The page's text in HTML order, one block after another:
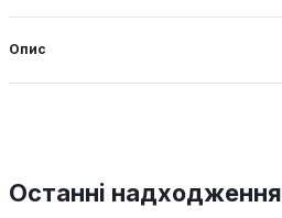
Опис
Останні надходження